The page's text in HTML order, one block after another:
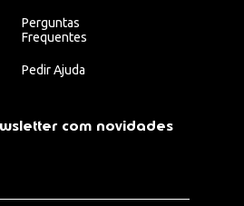
Perguntas
Frequentes
Pedir Ajuda
com novidades